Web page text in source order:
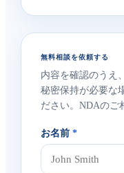
無料相談を依頼する
内容を確認のうえ
秘密保持が必要な
ださい。NDAのご
お名前 *